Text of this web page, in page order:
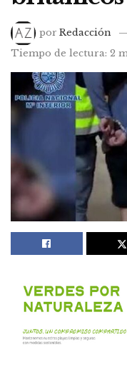
por Redacción
Tiempo de lectura: 2